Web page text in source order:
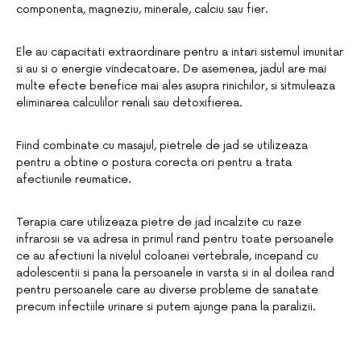
componenta, magneziu, minerale, calciu sau fier.
Ele au capacitati extraordinare pentru a intari sistemul imunitar
si au si o energie vindecatoare. De asemenea, jadul are mai
multe efecte benefice mai ales asupra rinichilor, si sitmuleaza
eliminarea calculilor renali sau detoxifierea.
Fiind combinate cu masajul, pietrele de jad se utilizeaza
pentru a obtine o postura corecta ori pentru a trata
afectiunile reumatice.
Terapia care utilizeaza pietre de jad incalzite cu raze
infrarosii se va adresa in primul rand pentru toate persoanele
ce au afectiuni la nivelul coloanei vertebrale, incepand cu
adolescentii si pana la persoanele in varsta si in al doilea rand
pentru persoanele care au diverse probleme de sanatate
precum infectiile urinare si putem ajunge pana la paralizii.